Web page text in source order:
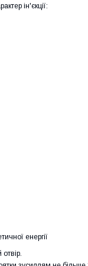
ін'єкції:
енергії